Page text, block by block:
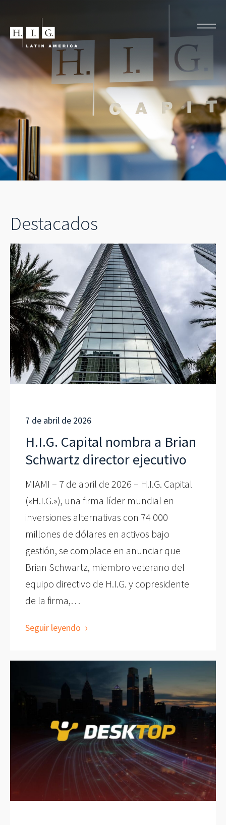
Destacados
7 de abril de 2026
H.I.G. Capital nombra a Brian
Schwartz director ejecutivo
MIAMI – 7 de abril de 2026 – H.I.G. Capital
(«H.I.G.»), una firma líder mundial en
inversiones alternativas con 74 000
millones de dólares en activos bajo
gestión, se complace en anunciar que
Brian Schwartz, miembro veterano del
equipo directivo de H.I.G. y copresidente
de la firma,…
Seguir leyendo